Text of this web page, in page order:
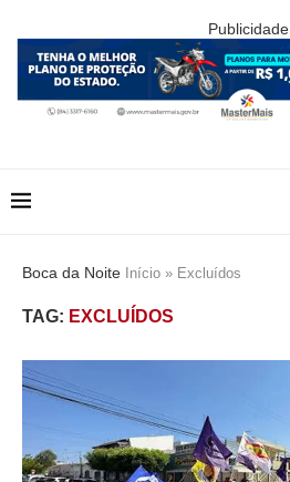
Publicidade
Boca da Noite Início » Excluídos
TAG: EXCLUÍDOS